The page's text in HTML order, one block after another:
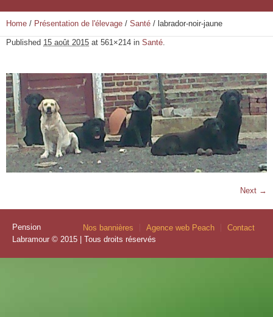
Home / Présentation de l'élevage / Santé / labrador-noir-jaune
Published 15 août 2015 at 561×214 in Santé.
Next →
Nos bannières Agence web Peach Contact
Pension
Labramour © 2015 | Tous droits réservés